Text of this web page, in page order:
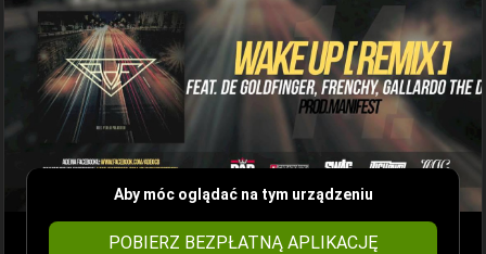
Aby móc oglądać na tym urządzeniu
POBIERZ BEZPŁATNĄ APLIKACJĘ